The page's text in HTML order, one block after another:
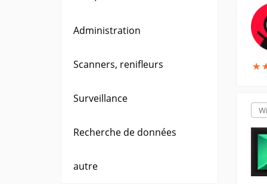
Administration
Scanners, renifleurs
Surveillance
Recherche de données
autre
★
★